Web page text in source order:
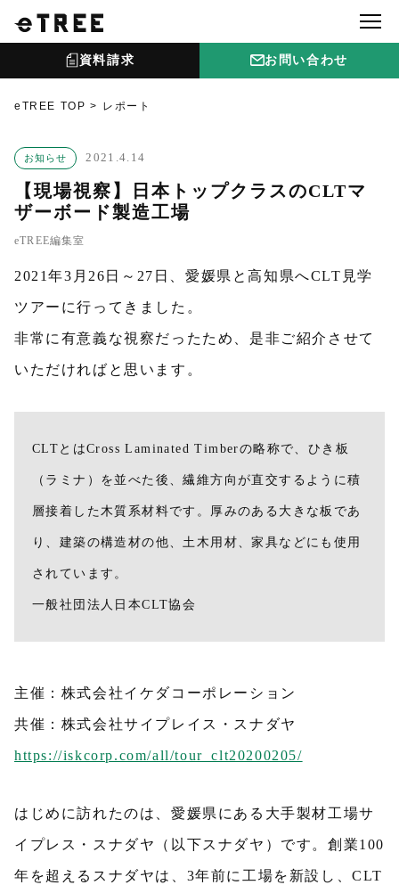
資料請求 お問い合わせ
eTREE TOP レポート
お知らせ 2021.4.14
【現場視察】日本トップクラスのCLTマ
ザーボード製造工場
eTREE編集室
2021年3月26日～27日、愛媛県と高知県へCLT見学
ツアーに行ってきました。
非常に有意義な視察だったため、是非ご紹介させて
いただければと思います。
CLTとはCross Laminated Timberの略称で、ひき板
（ラミナ）を並べた後、繊維方向が直交するように積
層接着した木質系材料です。厚みのある大きな板であ
り、建築の構造材の他、土木用材、家具などにも使用
されています。
一般社団法人日本CLT協会
主催：株式会社イケダコーポレーション
共催：株式会社サイプレイス・スナダヤ
https://iskcorp.com/all/tour_clt20200205/
はじめに訪れたのは、愛媛県にある大手製材工場サ
イプレス・スナダヤ（以下スナダヤ）です。創業100
年を超えるスナダヤは、3年前に工場を新設し、CLT